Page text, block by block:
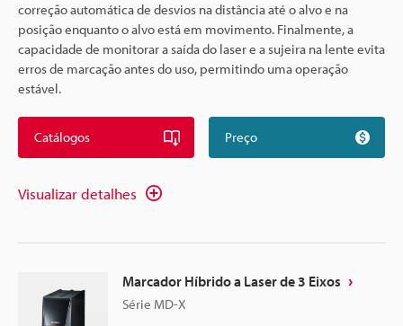
correção automática de desvios na distância até o alvo e na
posição enquanto o alvo está em movimento. Finalmente, a
capacidade de monitorar a saída do laser e a sujeira na lente evita
erros de marcação antes do uso, permitindo uma operação
estável.
Catálogos Preço
Visualizar detalhes
Marcador Híbrido a Laser de 3 Eixos
Série MD-X